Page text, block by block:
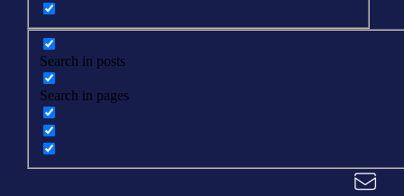
Search in posts
Search in pages